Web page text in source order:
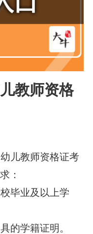
教师资格
儿教师资格证考
：
毕业及以上学
的学籍证明。